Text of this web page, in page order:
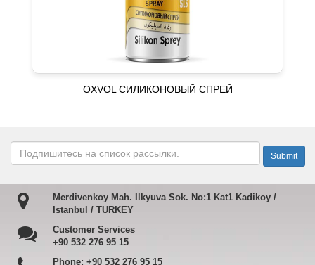
OXVOL СИЛИКОНОВЫЙ СПРЕЙ
Merdivenkoy Mah. Ilkyuva Sok. No:1 Kat1 Kadikoy /
Istanbul / TURKEY
Customer Services
+90 532 276 95 15
Phone: +90 532 276 95 15